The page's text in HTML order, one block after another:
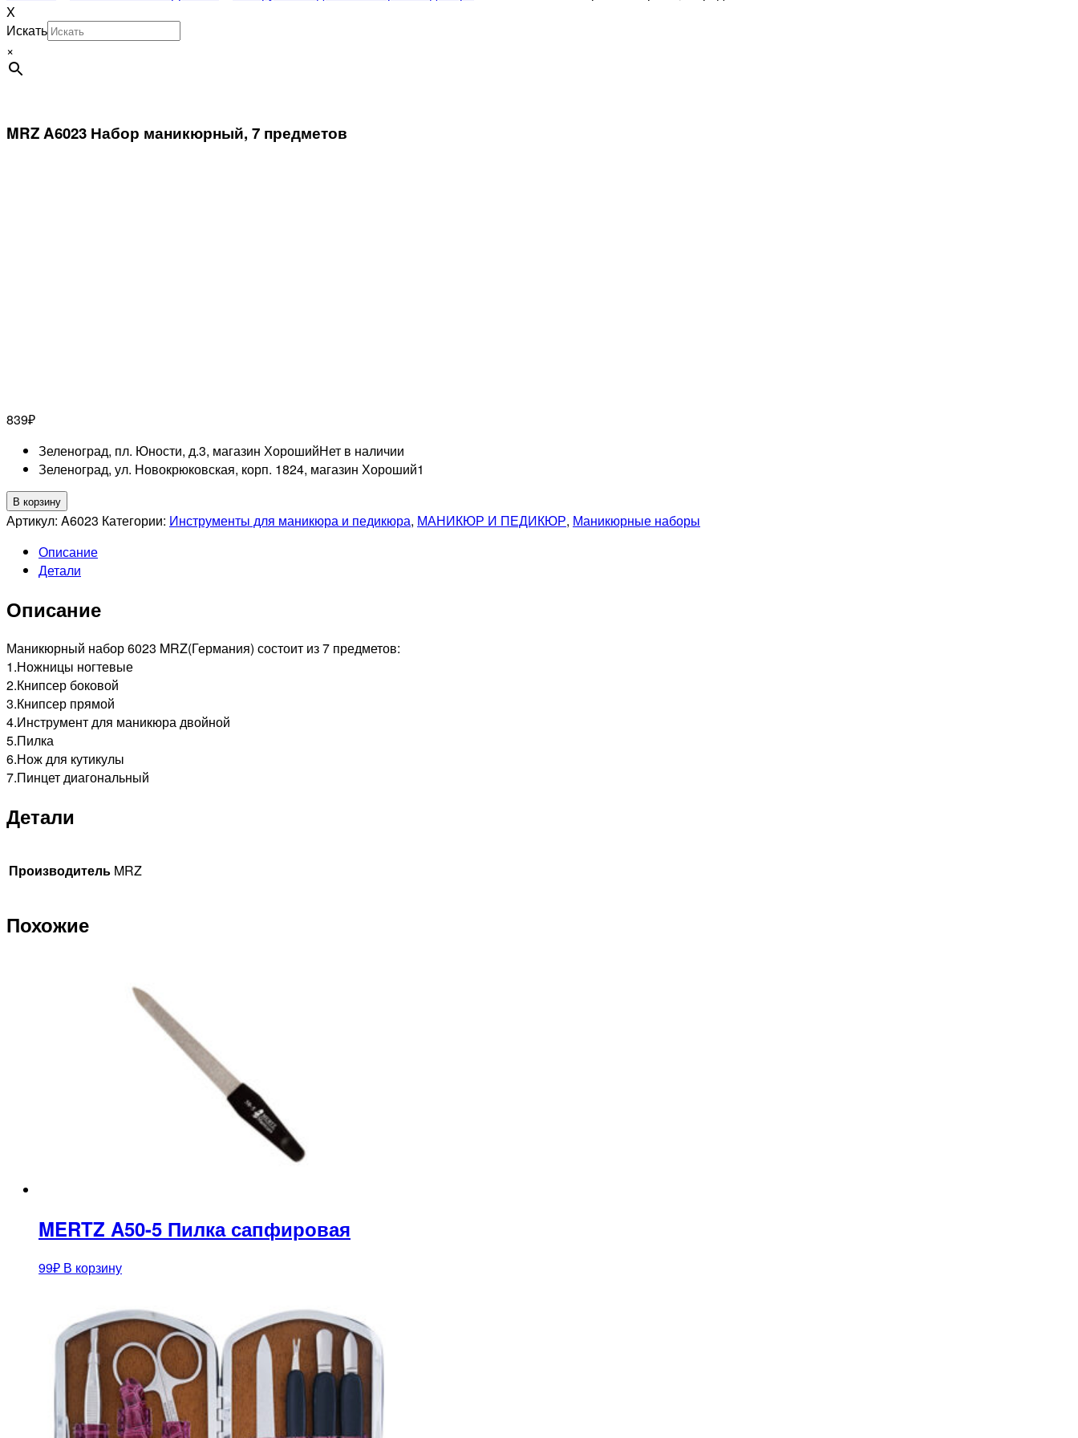
X
Искать
×
MRZ A6023 Набор маникюрный, 7 предметов
839₽
Зеленоград, пл. Юности, д.3, магазин ХорошийНет в наличии
Зеленоград, ул. Новокрюковская, корп. 1824, магазин Хороший1
Количество
товара
A6023
Набор
7
В корзину
Артикул: A6023 Категории: Инструменты для маникюра и педикюра, МАНИКЮР И ПЕДИКЮР, Маникюрные наборы
Описание
Детали
Описание
Маникюрный набор 6023 MRZ(Германия) состоит из 7 предметов:
1.Ножницы ногтевые
2.Книпсер боковой
3.Книпсер прямой
4.Инструмент для маникюра двойной
5.Пилка
6.Нож для кутикулы
7.Пинцет диагональный
Детали
Производитель MRZ
Похожие
MERTZ A50-5 Пилка сапфировая
99₽ В корзину